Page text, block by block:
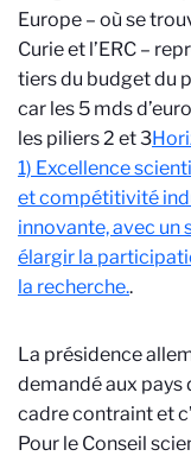
Europe – où se
Curie et l’ERC –
tiers du budget du
car les 5 mds
les piliers 2 et 3
1) Excellence
et compétitivité
innovante, avec un
élargir la
la recherche..
La présidence
demandé aux pays
cadre contraint et
Pour le Conseil